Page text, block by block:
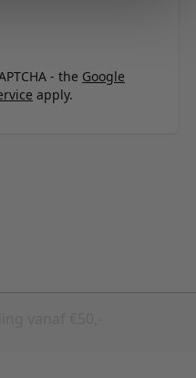
- the Google
apply.